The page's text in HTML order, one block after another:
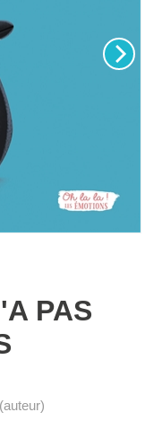
PAS
(auteur)